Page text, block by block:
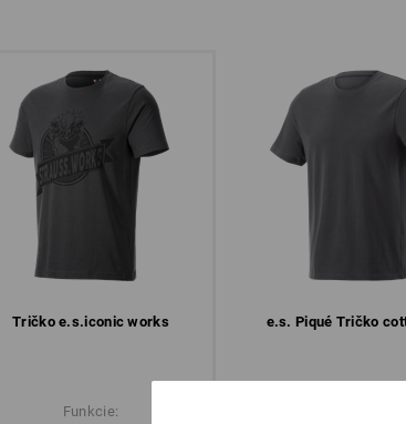
TRADÍCIA
JE V KURZE
v spojení s vysokým komfortom nosenia a výrazný a
dizajn sa snúbia s praktickým vybavením a premyslenými
Tričko e.s.​iconic works
Funkcie:
e.s. Piqué Tričko